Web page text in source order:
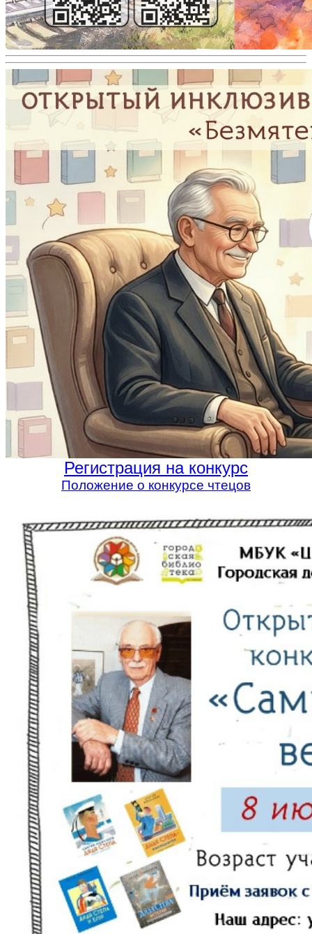
Регистрация на конкурс
Положение о конкурсе чтецов